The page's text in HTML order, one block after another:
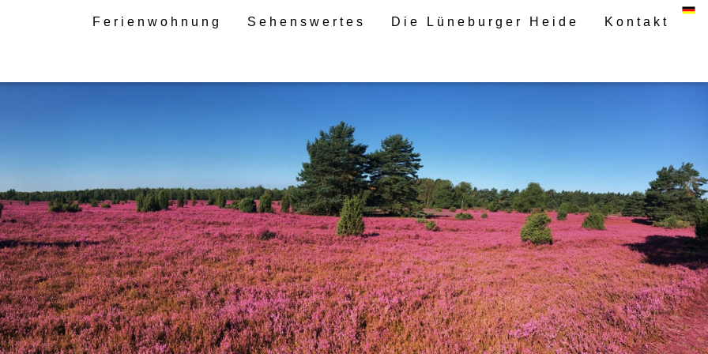
Ferienwohnung Sehenswertes Die Lüneburger Heide Kontakt